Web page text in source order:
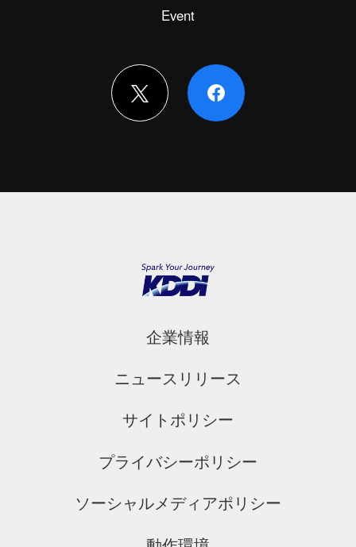
Event
企業情報
ニュースリリース
サイトポリシー
プライバシーポリシー
ソーシャルメディアポリシー